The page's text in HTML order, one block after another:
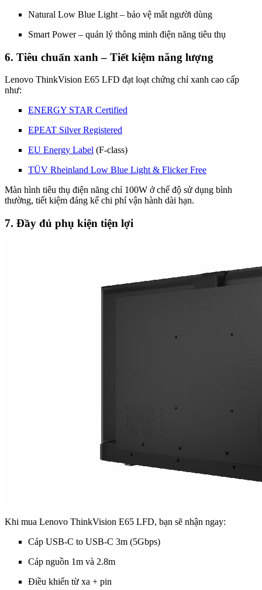
Natural Low Blue Light – bảo vệ mắt người dùng
Smart Power – quản lý thông minh điện năng tiêu thụ
6. Tiêu chuẩn xanh – Tiết kiệm năng lượng
Lenovo ThinkVision E65 LFD đạt loạt chứng chỉ xanh cao cấp
như:
ENERGY STAR Certified
EPEAT Silver Registered
EU Energy Label (F-class)
TÜV Rheinland Low Blue Light & Flicker Free
Màn hình tiêu thụ điện năng chỉ 100W ở chế độ sử dụng bình
thường, tiết kiệm đáng kể chi phí vận hành dài hạn.
7. Đầy đủ phụ kiện tiện lợi
Khi mua Lenovo ThinkVision E65 LFD, bạn sẽ nhận ngay:
Cáp USB-C to USB-C 3m (5Gbps)
Cáp nguồn 1m và 2.8m
Điều khiển từ xa + pin